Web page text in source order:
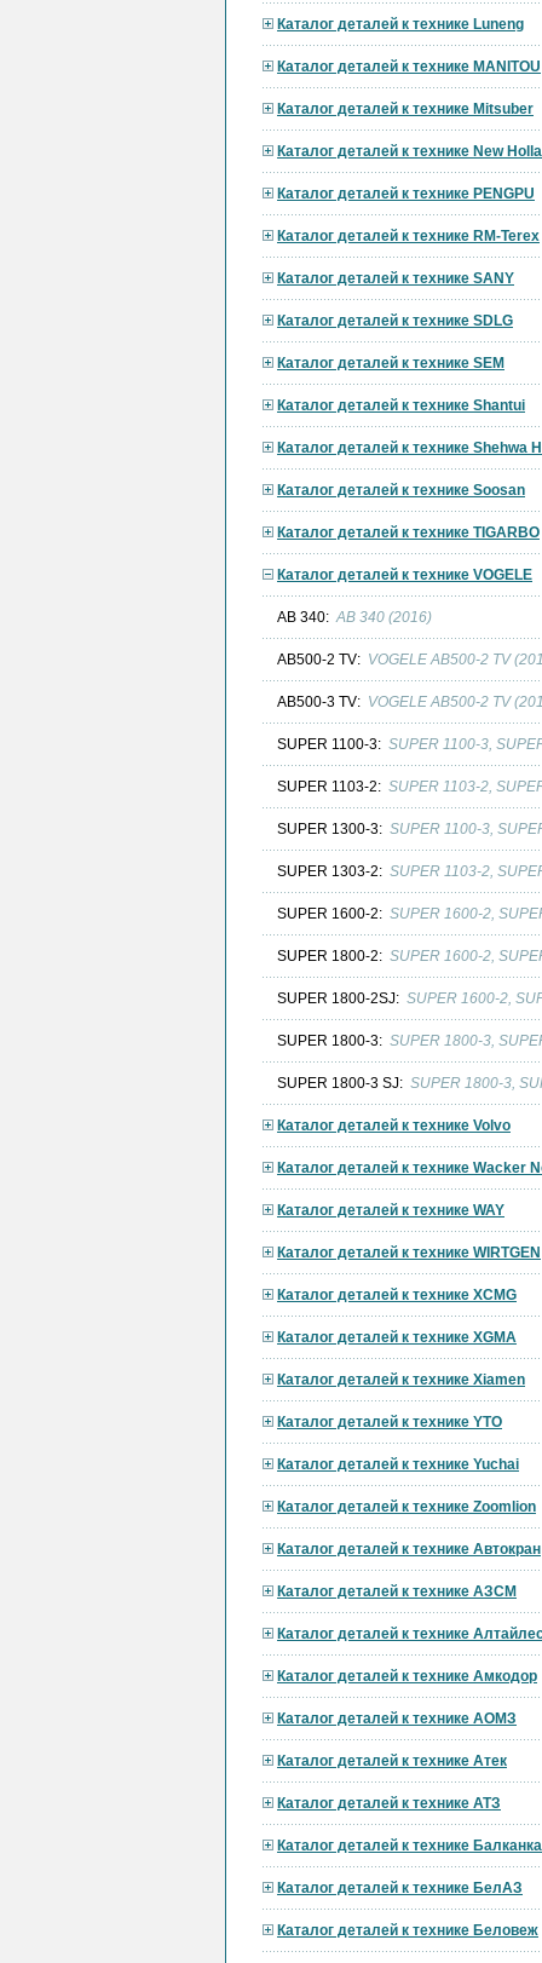
Каталог деталей к технике Luneng
Каталог деталей к технике MANITOU
Каталог деталей к технике Mitsuber
Каталог деталей к технике New
Каталог деталей к технике PENGPU
Каталог деталей к технике RM-Terex
Каталог деталей к технике SANY
Каталог деталей к технике SDLG
Каталог деталей к технике SEM
Каталог деталей к технике Shantui
Каталог деталей к технике Shehwa
Каталог деталей к технике Soosan
Каталог деталей к технике TIGARBO
Каталог деталей к технике VOGELE
AB 340:AB 340 (2016)
AB500-2 TV: VOGELE AB500-2 TV
AB500-3 TV: VOGELE AB500-2 TV
SUPER 1100-3: SUPER 1100-3,
SUPER 1103-2: SUPER 1103-2,
SUPER 1300-3: SUPER 1100-3,
SUPER 1303-2: SUPER 1103-2,
SUPER 1600-2: SUPER 1600-2,
SUPER 1800-2: SUPER 1600-2,
SUPER 1800-2SJ: SUPER 1600-2,
SUPER 1800-3: SUPER 1800-3,
SUPER 1800-3 SJ: SUPER 1800-3,
Каталог деталей к технике Volvo
Каталог деталей к технике Wacker
Каталог деталей к технике WAY
Каталог деталей к технике WIRTGEN
Каталог деталей к технике XCMG
Каталог деталей к технике XGMA
Каталог деталей к технике Xiamen
Каталог деталей к технике YTO
Каталог деталей к технике Yuchai
Каталог деталей к технике Zoomlion
Каталог деталей к технике Автокран
Каталог деталей к технике АЗСМ
Каталог деталей к технике
Каталог деталей к технике Амкодор
Каталог деталей к технике АОМЗ
Каталог деталей к технике Атек
Каталог деталей к технике АТЗ
Каталог деталей к технике
Каталог деталей к технике БелАЗ
Каталог деталей к технике Беловеж